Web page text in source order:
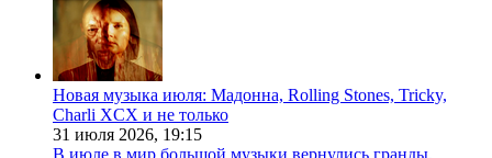
Новая музыка июля: Мадонна, Rolling Stones, Tricky,
Charli XCX и не только
31 июля 2026, 19:15